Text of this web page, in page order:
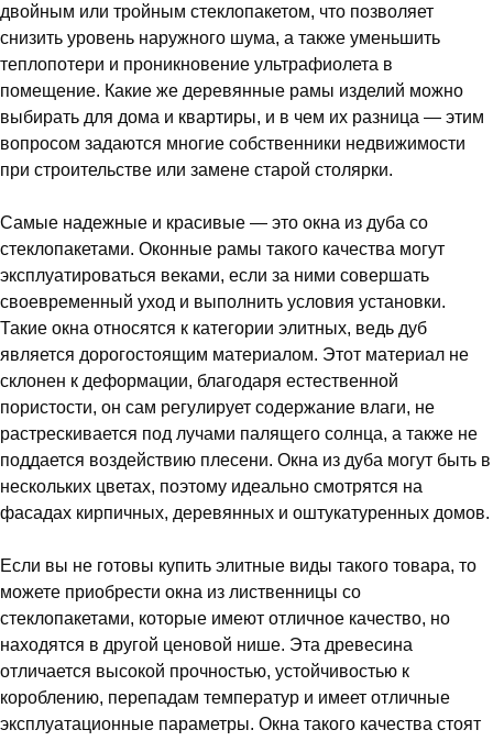
двойным или тройным стеклопакетом, что позволяет
снизить уровень наружного шума, а также уменьшить
теплопотери и проникновение ультрафиолета в
помещение. Какие же деревянные рамы изделий можно
выбирать для дома и квартиры, и в чем их разница — этим
вопросом задаются многие собственники недвижимости
при строительстве или замене старой столярки.
Самые надежные и красивые — это окна из дуба со
стеклопакетами. Оконные рамы такого качества могут
эксплуатироваться веками, если за ними совершать
своевременный уход и выполнить условия установки.
Такие окна относятся к категории элитных, ведь дуб
является дорогостоящим материалом. Этот материал не
склонен к деформации, благодаря естественной
пористости, он сам регулирует содержание влаги, не
растрескивается под лучами палящего солнца, а также не
поддается воздействию плесени. Окна из дуба могут быть в
нескольких цветах, поэтому идеально смотрятся на
фасадах кирпичных, деревянных и оштукатуренных домов.
Если вы не готовы купить элитные виды такого товара, то
можете приобрести окна из лиственницы со
стеклопакетами, которые имеют отличное качество, но
находятся в другой ценовой нише. Эта древесина
отличается высокой прочностью, устойчивостью к
короблению, перепадам температур и имеет отличные
эксплуатационные параметры. Окна такого качества стоят